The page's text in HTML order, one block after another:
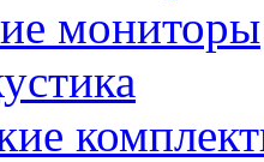
мониторы